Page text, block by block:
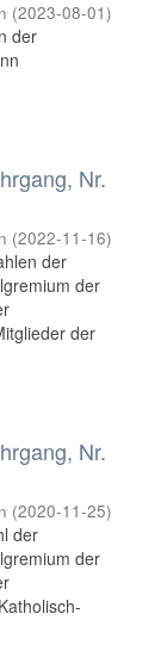
(2023-08-01)
der
Nr.
(2022-11-16)
der
der
der
Nr.
(2020-11-25)
der
der